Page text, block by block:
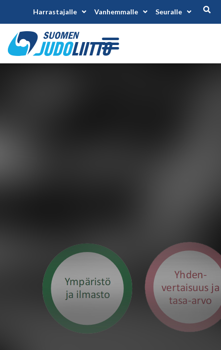
Harrastajalle Vanhemmalle Seuralle